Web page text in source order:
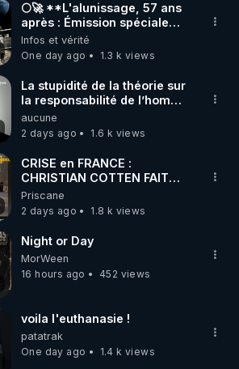
🌕🚀 **L'alunissage, 57 ans
après : Émission spéciale
avec John Doe !** 👨 🚀✨
Infos et vérité
One day ago
1.3 k views
La stupidité de la théorie sur
la responsabilité de l’homme
concernant le dioxyde de
carbone.
aucune
2 days ago
1.6 k views
CRISE en FRANCE :
CHRISTIAN COTTEN FAIT
une étrange découverte
Priscane
2 days ago
1.8 k views
Night or Day
MorWeen
16 hours ago
452 views
voila l'euthanasie !
patatrak
One day ago
1.4 k views